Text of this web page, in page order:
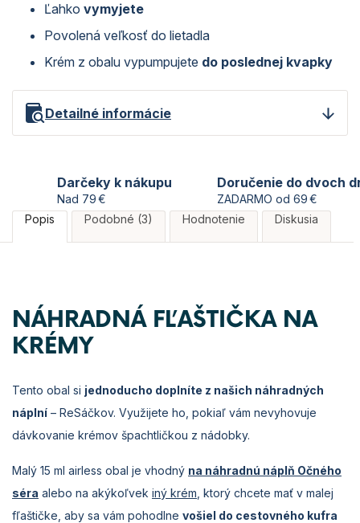
Ľahko vymyjete
Povolená veľkosť do lietadla
Krém z obalu vypumpujete do poslednej kvapky
Detailné informácie
Darčeky k nákupu
Nad 79 €
Doručenie do dvoch
ZADARMO od 69 €
Popis
Podobné (3) Hodnotenie Diskusia
NÁHRADNÁ FĽAŠTIČKA NA
KRÉMY
Tento obal si jednoducho doplníte z našich náhradných
náplní – ReSáčkov. Využijete ho, pokiaľ vám nevyhovuje
dávkovanie krémov špachtličkou z nádobky.
Malý 15 ml airless obal je vhodný na náhradnú náplň Očného
séra alebo na akýkoľvek iný krém , ktorý chcete mať v malej
fľaštičke, aby sa vám pohodlne vošiel do cestovného kufra